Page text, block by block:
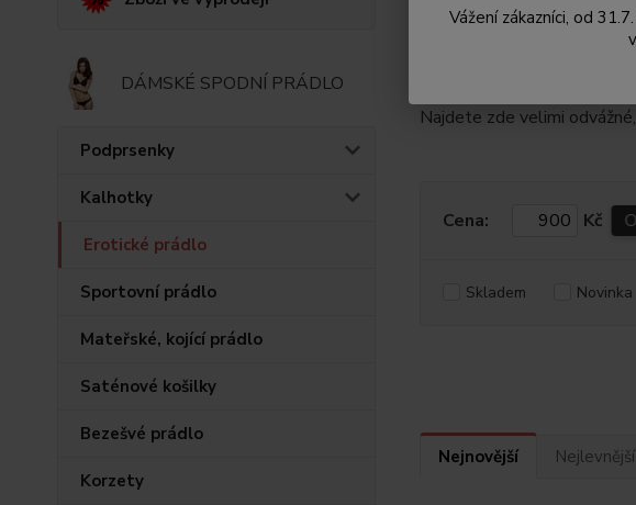
DÁMSKÉ SPODNÍ PRÁDLO
Podprsenky
Kalhotky
Erotické prádlo
Sportovní prádlo
Mateřské, kojící prádlo
Saténové košilky
Bezešvé prádlo
Korzety
Erotické
Erotické prádlo pro sexy
Najdete zde velimi
Cena: Kč
Skladem Novinka
Nejnovější Nejlevnější
Vážení zákazníci, od